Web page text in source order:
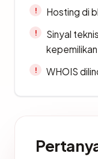
Hosting di
Sinyal
kepemilikan
WHOIS